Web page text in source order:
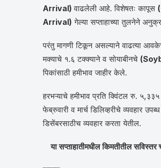
Arrival)वाढलेली आहे. विशेषतः कापूस
Arrival) गेल्या सप्ताहाच्या तुलनेने
परंतु मागणी टिकून असल्याने वाढत्या
मक्याचे १.६ टक्क्याने व सोयाबीनचे
पिकांसाठी हमीभाव जाहीर केले.
हरभऱ्याचे हमीभाव प्रति क्विंटल रु.
फेब्रुवारी व मार्च डिलिव्हरीचे व्यवहार
डिसेंबरसाठीच व्यवहार करता येतील.
या सप्ताहातीमधील किमतीतील